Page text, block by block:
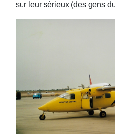
sur leur sérieux (des gens